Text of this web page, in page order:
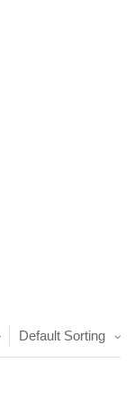
Default Sorting